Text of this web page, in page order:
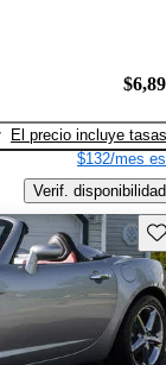
El precio incluye tasas
$132/mes
Verif. disponibilidad